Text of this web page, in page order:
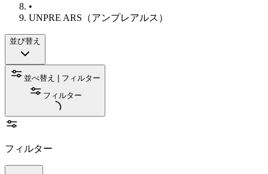
•
UNPRE ARS（アンプレアルス）
並び替え
並べ替え | フィルター
フィルター
フィルター